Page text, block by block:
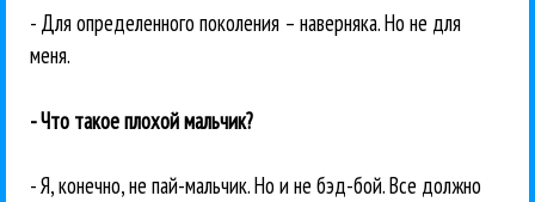
- Для определенного поколения – наверняка. Но не для
меня.
- Что такое плохой мальчик?
- Я, конечно, не пай-мальчик. Но и не бэд-бой. Все должно